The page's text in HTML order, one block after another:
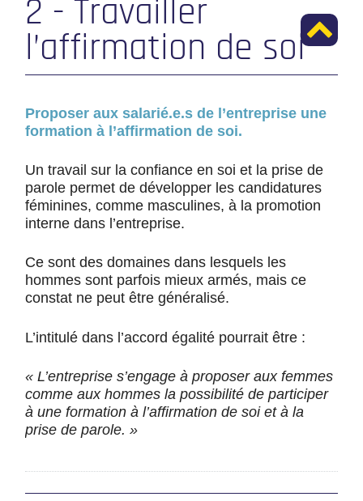
2 - Travailler
l’affirmation de soi
Proposer aux salarié.e.s de l’entreprise une
formation à l’affirmation de soi.
Un travail sur la confiance en soi et la prise de
parole permet de développer les candidatures
féminines, comme masculines, à la promotion
interne dans l’entreprise.
Ce sont des domaines dans lesquels les
hommes sont parfois mieux armés, mais ce
constat ne peut être généralisé.
L’intitulé dans l’accord égalité pourrait être :
« L’entreprise s’engage à proposer aux femmes
comme aux hommes la possibilité de participer
à une formation à l’affirmation de soi et à la
prise de parole. »